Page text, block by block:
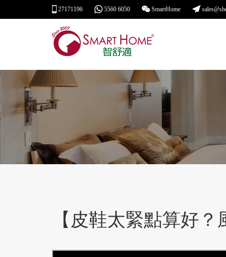
27171196 5560 6050 SmartHome
【皮鞋太緊點算好？